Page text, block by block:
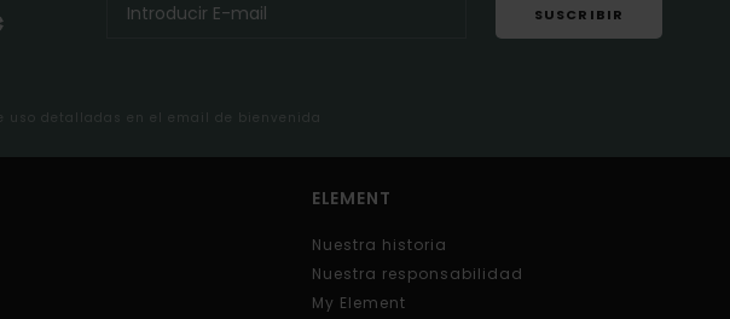
SUSCRIBIR
uso detalladas en el email de bienvenida
ELEMENT
Nuestra historia
Nuestra responsabilidad
My Element